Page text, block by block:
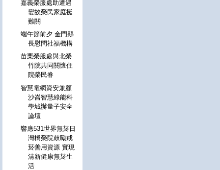
嘉義榮服處助遭遇
變故榮民家庭挺
難關
端午節前夕 金門縣
長慰問社福機構
苗栗榮服處與北榮
竹院共同關懷住
院榮民眷
智慧電網資安兼顧
沙崙智慧綠能科
學城辦量子安全
論壇
響應531世界無菸日
灣橋榮院鼓勵戒
菸善用資源 實現
清新健康無菸生
活